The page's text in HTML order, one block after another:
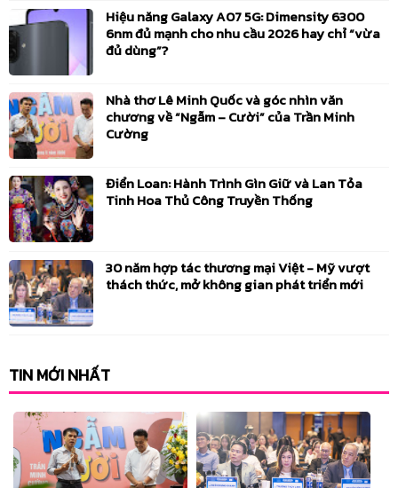
Hiệu năng Galaxy A07 5G: Dimensity 6300
6nm đủ mạnh cho nhu cầu 2026 hay chỉ “vừa
đủ dùng”?
Nhà thơ Lê Minh Quốc và góc nhìn văn
chương về “Ngẫm – Cười” của Trần Minh
Cường
Điển Loan: Hành Trình Gìn Giữ và Lan Tỏa
Tinh Hoa Thủ Công Truyền Thống
30 năm hợp tác thương mại Việt - Mỹ vượt
thách thức, mở không gian phát triển mới
TIN MỚI NHẤT